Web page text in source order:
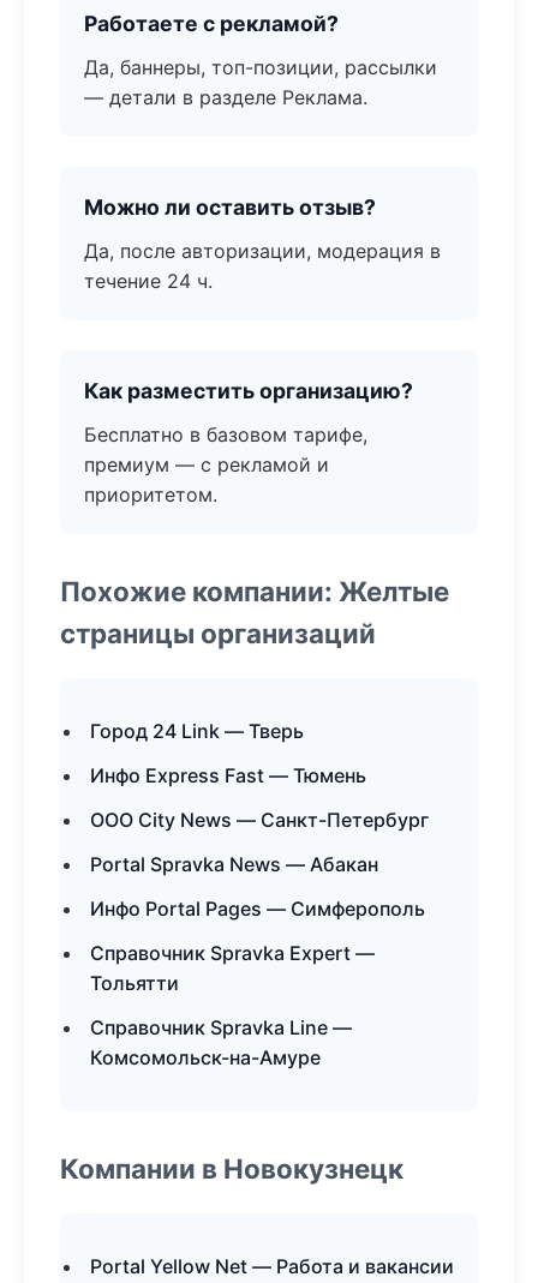
Работаете с рекламой?
Да, баннеры, топ-позиции, рассылки
— детали в разделе Реклама.
Можно ли оставить отзыв?
Да, после авторизации, модерация в
течение 24 ч.
Как разместить организацию?
Бесплатно в базовом тарифе,
премиум — с рекламой и
приоритетом.
Похожие компании: Желтые
страницы организаций
Город 24 Link — Тверь
Инфо Express Fast — Тюмень
ООО City News — Санкт-Петербург
Portal Spravka News — Абакан
Инфо Portal Pages — Симферополь
Справочник Spravka Expert —
Тольятти
Справочник Spravka Line —
Комсомольск-на-Амуре
Компании в Новокузнецк
Portal Yellow Net — Работа и вакансии